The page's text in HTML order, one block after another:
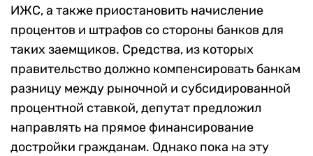
ИЖС, а также приостановить начисление
процентов и штрафов со стороны банков для
таких заемщиков. Средства, из которых
правительство должно компенсировать банкам
разницу между рыночной и субсидированной
процентной ставкой, депутат предложил
направлять на прямое финансирование
достройки гражданам. Однако пока на эту